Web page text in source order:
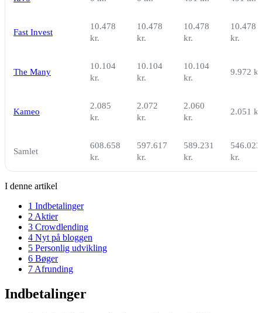
Fast Invest
10.478
kr.
10.478
kr.
10.478
kr.
10.478
kr.
The Many
10.104
kr.
10.104
kr.
10.104
kr.
9.972
Kameo
2.085
kr.
2.072
kr.
2.060
kr.
2.051
Samlet
608.658
kr.
597.617
kr.
589.231
kr.
546.023
kr.
I denne artikel
1 Indbetalinger
2 Aktier
3 Crowdlending
4 Nyt på bloggen
5 Personlig udvikling
6 Bøger
7 Afrunding
Indbetalinger